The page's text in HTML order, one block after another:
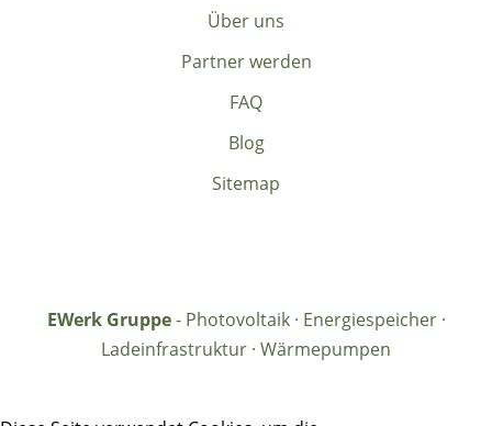
Über uns
Partner werden
FAQ
Blog
Sitemap
EWerk Gruppe- Photovoltaik · Energiespeicher ·
Ladeinfrastruktur · Wärmepumpen